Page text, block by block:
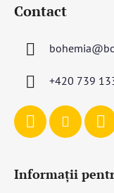
Contact
bohemia@
+420 739
Informații